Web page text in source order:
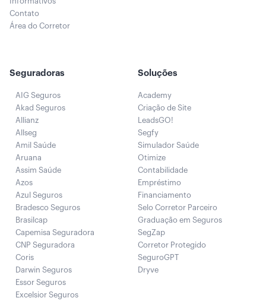
Contato
Área do Corretor
Seguradoras
AIG Seguros
Akad Seguros
Allianz
Allseg
Amil Saúde
Aruana
Assim Saúde
Azos
Azul Seguros
Bradesco Seguros
Brasilcap
Capemisa Seguradora
CNP Seguradora
Coris
Darwin Seguros
Essor Seguros
Excelsior Seguros
Soluções
Academy
Criação de Site
LeadsGO!
Segfy
Simulador Saúde
Otimize
Contabilidade
Empréstimo
Financiamento
Selo Corretor Parceiro
Graduação em Seguros
SegZap
Corretor Protegido
SeguroGPT
Dryve